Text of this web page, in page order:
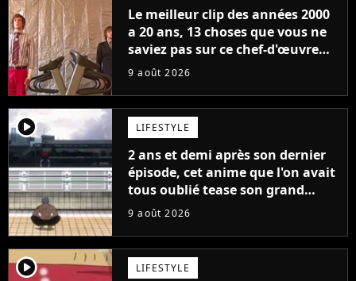
Le meilleur clip des années 2000
a 20 ans, 13 choses que vous ne
saviez pas sur ce chef-d'œuvre
qui a révolutionné YouTube
9 août 2026
player2 LIFESTYLE
2 ans et demi après son dernier
épisode, cet anime que l'on avait
tous oublié tease son grand
retour
9 août 2026
player2 LIFESTYLE